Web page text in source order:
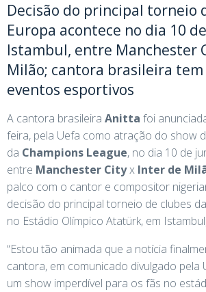
Decisão do principal torneio
Europa acontece no dia 10
Istambul, entre Manchester
Milão; cantora brasileira
eventos esportivos
A cantora brasileira Anitta foi
feira, pela Uefa como atração do show
da Champions League, no dia 10 de
entre Manchester Cityx Inter de
palco com o cantor e compositor
decisão do principal torneio de clubes
no Estádio Olímpico Atatürk, em
“Estou tão animada que a notícia
cantora, em comunicado divulgado pela
um show imperdível para os fãs no